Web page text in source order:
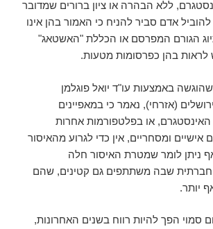
ללא הבהרה או ציון ברורים שמדובר
אדם סביר להניח כי האמור בהן אינו
הגורם המפרסם או הכללת "האשטאג"
לראות בהן כפרסומות מטעות.
באמצעות עו"ד יואל פוגלמן
(אזרחי), נאמר כי במאפיינים
או בפלטפורמות אחרות
ומסחריים, אין כדי לגרוע מהאיסור
ניתן לומר שמטרת האיסור חלה
שבה משתתפים גם קטינים, שהם
יותר.
סמוי הפך להיות רווח בשנים האחרונות,